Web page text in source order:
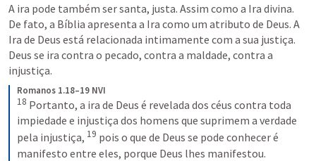
A ira pode também ser santa, justa. Assim como a Ira divina.
De fato, a Bíblia apresenta a Ira como um atributo de Deus. A
Ira de Deus está relacionada intimamente com a sua justiça.
Deus se ira contra o pecado, contra a maldade, contra a
injustiça.
Romanos 1.18–19 NVI
18 Portanto, a ira de Deus é revelada dos céus contra toda
impiedade e injustiça dos homens que suprimem a verdade
pela injustiça, 19 pois o que de Deus se pode conhecer é
manifesto entre eles, porque Deus lhes manifestou.